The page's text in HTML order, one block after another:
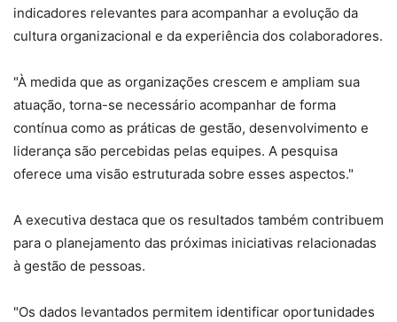
indicadores relevantes para acompanhar a evolução da
cultura organizacional e da experiência dos colaboradores.
"À medida que as organizações crescem e ampliam sua
atuação, torna-se necessário acompanhar de forma
contínua como as práticas de gestão, desenvolvimento e
liderança são percebidas pelas equipes. A pesquisa
oferece uma visão estruturada sobre esses aspectos."
A executiva destaca que os resultados também contribuem
para o planejamento das próximas iniciativas relacionadas
à gestão de pessoas.
"Os dados levantados permitem identificar oportunidades